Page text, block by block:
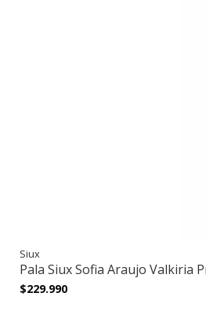
Siux
Pala Siux Sofia Araujo Valkiria
$229.990